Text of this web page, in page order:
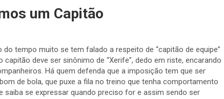
um Capitão
do tempo muito se tem falado a respeito de “capitão de equipe”
deve ser sinônimo de “Xerife”, dedo em riste, encarando
Há quem defenda que a imposição tem que ser
de bola, que puxe a fila no treino que tenha comportamento
saiba se expressar quando preciso for e assim sendo ser